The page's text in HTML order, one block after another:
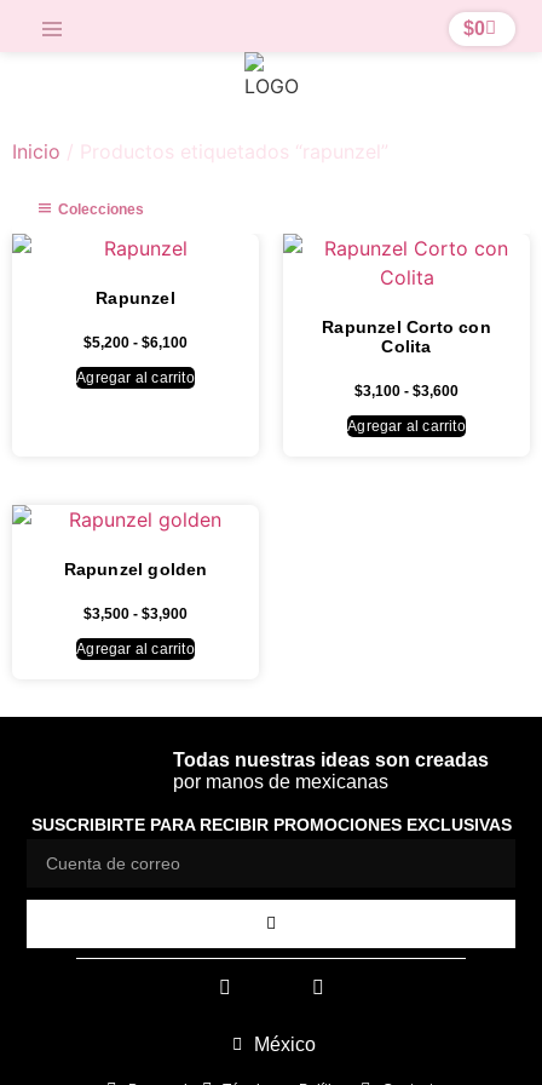
$0
Inicio / Productos etiquetados “rapunzel”
Colecciones
Rapunzel
$5,200 - $6,100
Agregar al carrito
Rapunzel Corto con
Colita
$3,100 - $3,600
Agregar al carrito
Rapunzel golden
$3,500 - $3,900
Agregar al carrito
Todas nuestras ideas son creadas
por manos de mexicanas
SUSCRIBIRTE PARA RECIBIR PROMOCIONES EXCLUSIVAS
México